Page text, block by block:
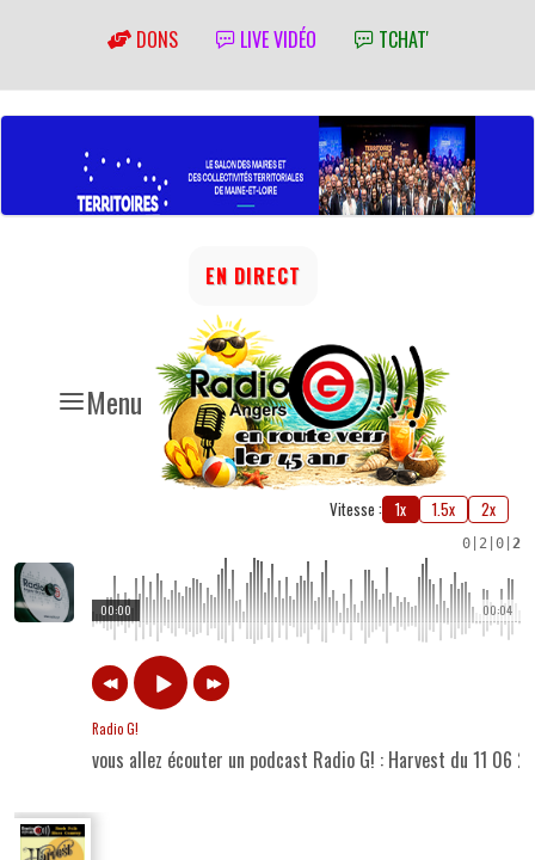
DONS LIVE VIDÉO TCHAT'
Menu
EN DIRECT
Vitesse : 1x 1.5x 2x
0 2 0 2
00:04
00:00
Radio G!
vous allez écouter un podcast Radio G! : Harvest du 11 06